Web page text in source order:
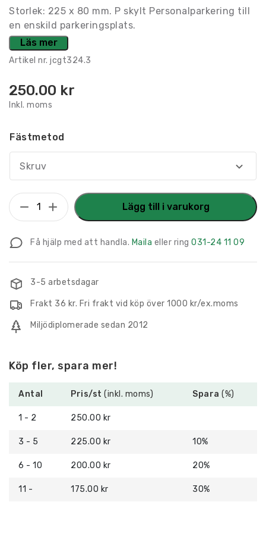
Storlek: 225 x 80 mm. P skylt Personalparkering till
en enskild parkeringsplats.
Läs mer
Artikel nr. jcgt324.3
250.00 kr
Inkl. moms
Fästmetod
Skruv
P
skylt
225
x
80
mängd
Lägg till i varukorg
Få hjälp med att handla. Maila eller ring 031-24 11 09
3-5 arbetsdagar
Frakt 36 kr. Fri frakt vid köp över 1000 kr/ex.moms
Miljödiplomerade sedan 2012
Köp fler, spara mer!
Antal Pris/st (inkl. moms) Spara (%)
1 - 2 250.00 kr
3 - 5 225.00 kr 10%
6 - 10 200.00 kr 20%
11 - 175.00 kr 30%